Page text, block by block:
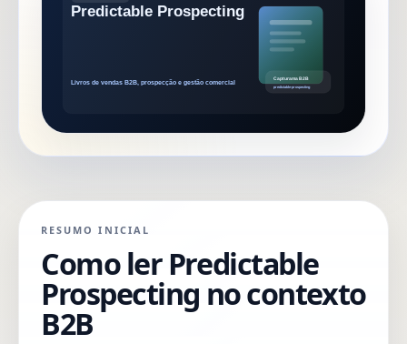
RESUMO INICIAL
Como ler Predictable
Prospecting no contexto
B2B